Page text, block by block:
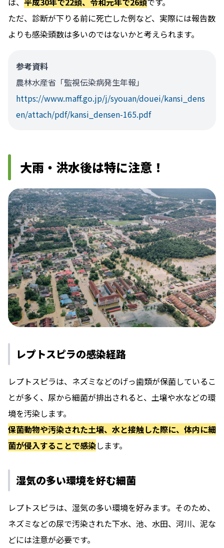
ただ、診断が下りる前に死亡した例など、実際には報告数
よりも感染頭数は多いのではないかと考えられます。
参考資料
農林水産省「監視伝染病発生年報」
https://www.maff.go.jp/j/syouan/douei/kansi_dens
en/attach/pdf/kansi_densen-165.pdf
大雨・洪水後は特に注意！
レプトスピラの感染経路
レプトスピラは、ネズミなどのげっ歯類が保菌しているこ
とが多く、尿から細菌が排出されると、土壌や水などの環
境を汚染します。
保菌動物や汚染された土壌、水と接触した際に、体内に細
菌が侵入することで感染します。
湿気の多い環境を好む細菌
レプトスピラは、湿気の多い環境を好みます。そのため、
ネズミなどの尿で汚染された下水、池、水田、河川、泥な
どには注意が必要です。